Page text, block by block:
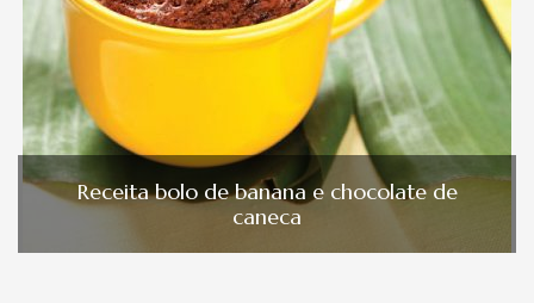
Receita bolo de banana e chocolate de
caneca